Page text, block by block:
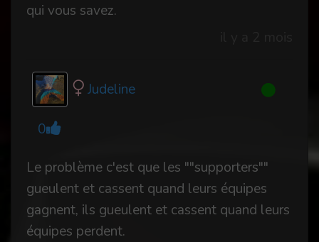
qui vous savez.
Judeline
0
Le problème c'est que les ""supporters""
gueulent et cassent quand leurs équipes
gagnent, ils gueulent et cassent quand leurs
équipes perdent.